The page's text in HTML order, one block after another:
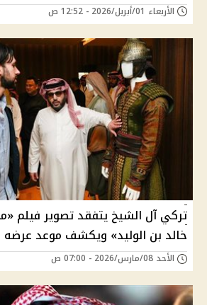
الأربعاء 01/أبريل/2026 - 12:52 ص
تركي آل الشيخ يتفقد تصوير فيلم
خالد بن الوليد» ويكشف موعد عرضه في
الأحد 08/مارس/2026 - 07:00 ص